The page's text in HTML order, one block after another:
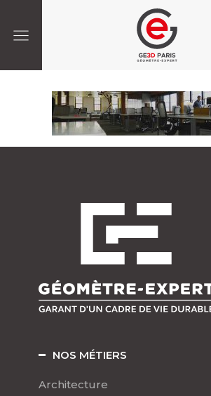
NOS MÉTIERS
Architecture